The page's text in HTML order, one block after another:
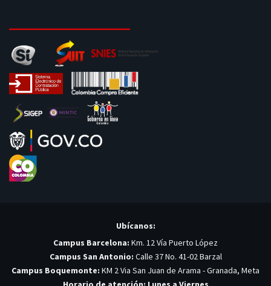
Ubícanos:
Campus Barcelona: Km. 12 Vía Puerto López
Campus San Antonio: Calle 37 No. 41-02 Barzal
Campus Boquemonte: KM 2 Via San Juan de Arama - Granada, Meta